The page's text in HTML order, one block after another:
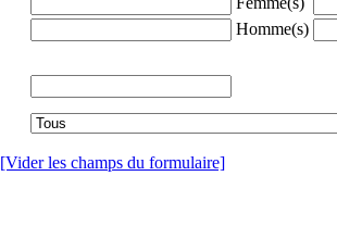
Homme(s)
[Vider les champs du formulaire]